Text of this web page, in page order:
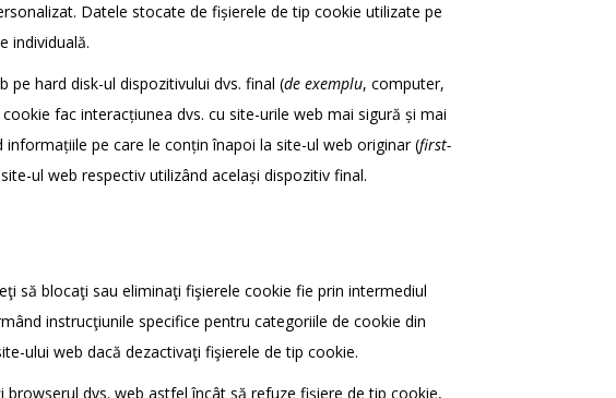
Datele stocate de fișierele de tip cookie utilizate pe
individuală.
hard disk-ul dispozitivului dvs. final (de exemplu, computer,
fac interacțiunea dvs. cu site-urile web mai sigură și mai
pe care le conțin înapoi la site-ul web originar (first-
ul web respectiv utilizând același dispozitiv final.
să blocaţi sau eliminaţi fişierele cookie fie prin intermediul
instrucţiunile specifice pentru categoriile de cookie din
ului web dacă dezactivaţi fişierele de tip cookie.
dvs. web astfel încât să refuze fișiere de tip cookie,